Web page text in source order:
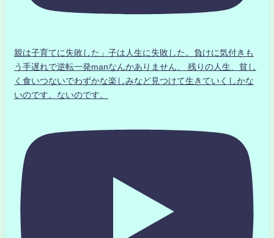
親は子育てに失敗した」子は人生に失敗した。負けに気付きも
う手遅れで逆転一発manなんかありません、 残りの人生、貧し
く食いつないでわずかな楽しみなど見つけて生きていくしかな
いのです。ないのです。